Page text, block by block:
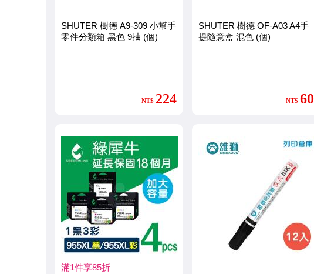
SHUTER 樹德 A9-309 小幫手
零件分類箱 黑色 9抽 (個)
NT$ 224
SHUTER 樹德 OF-A03 A4手
提隨意盒 混色 (個)
NT$ 60
滿1件享85折